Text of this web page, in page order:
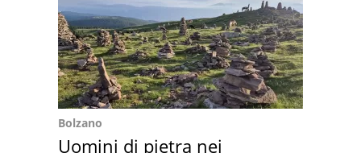
Bolzano
Uomini di pietra nei